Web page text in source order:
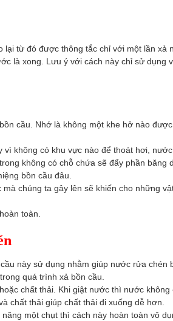
lại từ đó được thông tắc chỉ với một lần xả
là xong. Lưu ý với cách này chỉ sử dụng
cầu. Nhớ là không một khe hở nào
không có khu vực nào để thoát hơi,
không có chỗ chứa sẽ đẩy phần băng
bồn cầu đâu.
chúng ta gây lên sẽ khiến cho những
toàn.
này sử dụng nhằm giúp nước rửa chén
quá trình xả bồn cầu.
chất thải. Khi giật nước thì nước không
chất thải giúp chất thải đi xuống dễ hơn.
một chụt thì cách này hoàn toàn vô